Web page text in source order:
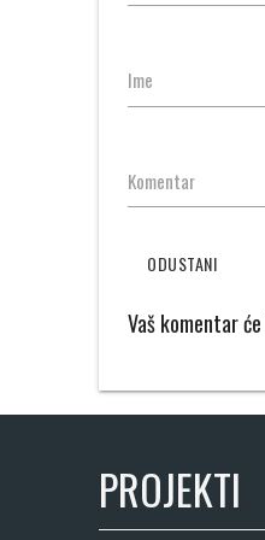
Ime
Komentar
ODUSTANI
Vaš komentar
PROJEKTI